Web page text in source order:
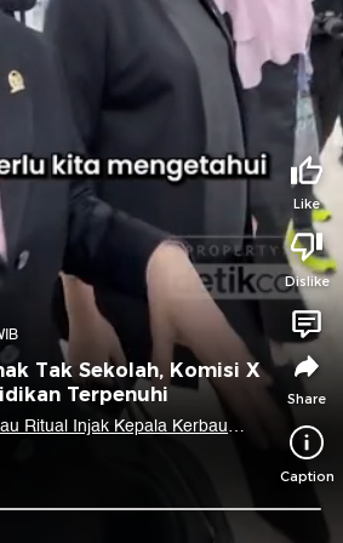
Like
Dislike
Share
Caption
Tak Sekolah, Komisi X
Terpenuhi
Ritual Injak Kepala Kerbau
Share to
Whatsapp Telegram
Copy Embed
Copy Embed &
Caption
video ini?
menyampaikan pendapat.
suka video ini?
menyampaikan pendapat.